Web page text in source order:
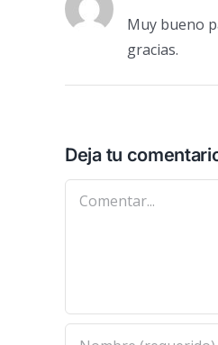
Muy bueno
gracias.
Deja tu
Comentar